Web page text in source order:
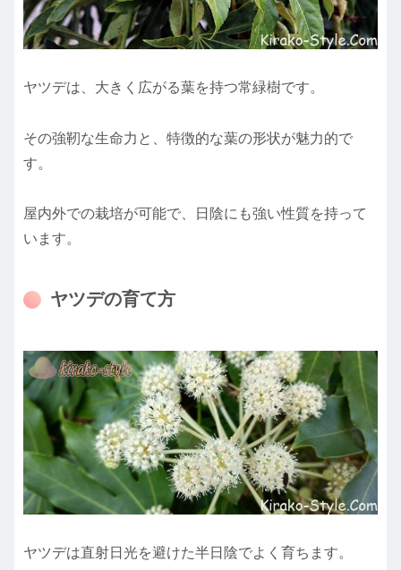
ヤツデは、大きく広がる葉を持つ常緑樹です。
その強靭な生命力と、特徴的な葉の形状が魅力的で
す。
屋内外での栽培が可能で、日陰にも強い性質を持って
います。
ヤツデの育て方
ヤツデは直射日光を避けた半日陰でよく育ちます。